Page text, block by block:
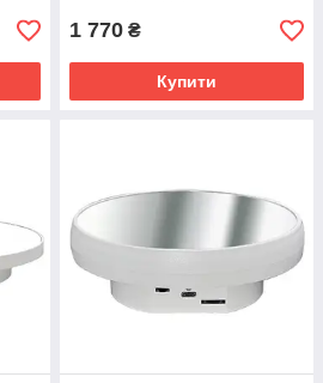
1 770 ₴
Купити